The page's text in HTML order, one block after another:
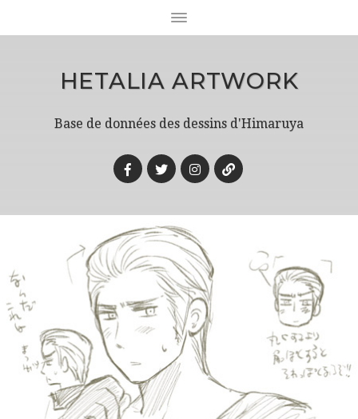
HETALIA ARTWORK
Base de données des dessins d'Himaruya